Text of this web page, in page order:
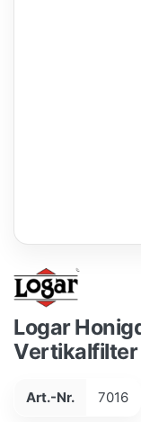
Logar
Vertikalfilter
Art.-Nr. 7016